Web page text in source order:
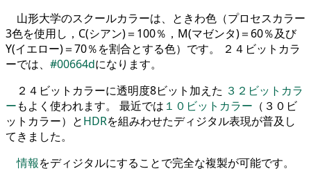
山形大学のスクールカラーは、ときわ色（プロセスカラー
3色を使用し，C(シアン)＝100％，M(マゼンタ)＝60％及び
Y(イエロー)＝70％を割合とする色）です。 ２４ビットカラ
ーでは、 #00664dになります。
２４ビットカラーに透明度8ビット加えた ３２ビットカラ
ーもよく使われます。 最近では １０ビットカラー （３０ビ
ットカラー）とHDRを組みわせたディジタル表現が普及し
てきました。
情報をディジタルにすることで完全な複製が可能です。